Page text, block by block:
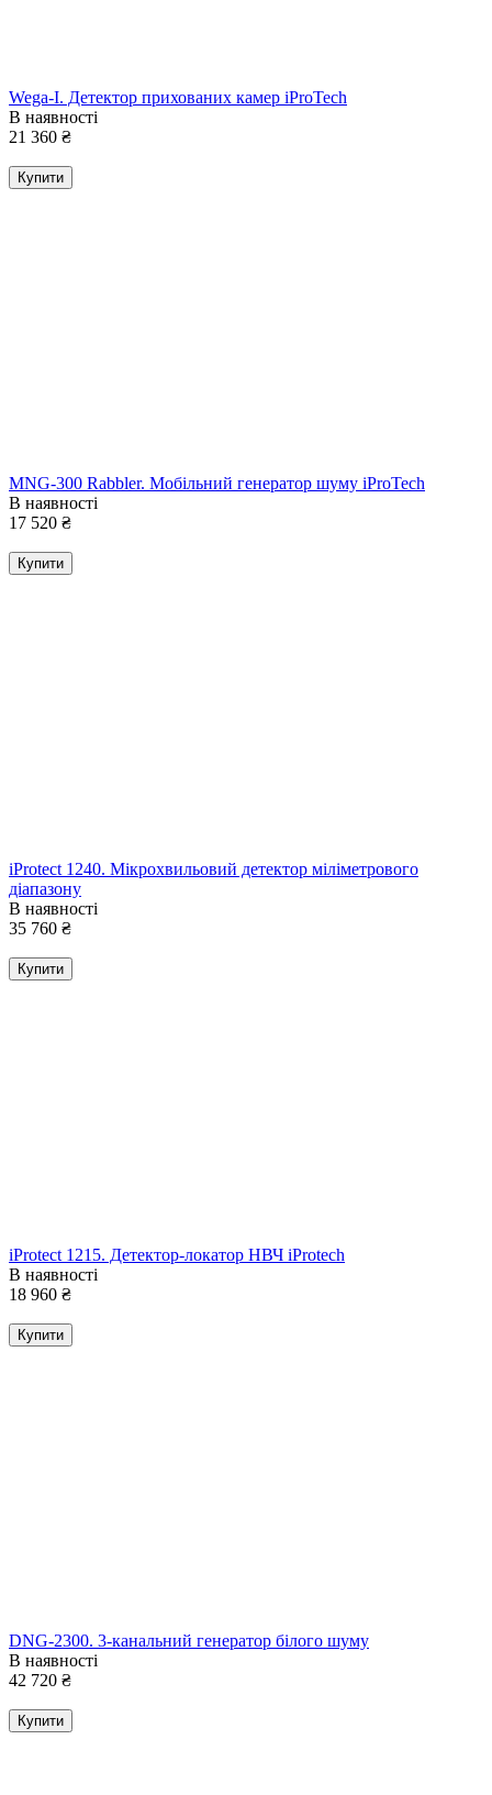
Wega-I. Детектор прихованих камер iProTech
В наявності
21 360 ₴
Купити
MNG-300 Rabbler. Мобільний генератор шуму iProTech
В наявності
17 520 ₴
Купити
iProtect 1240. Мікрохвильовий детектор міліметрового
діапазону
В наявності
35 760 ₴
Купити
iProtect 1215. Детектор-локатор НВЧ iProtech
В наявності
18 960 ₴
Купити
DNG-2300. 3-канальний генератор білого шуму
В наявності
42 720 ₴
Купити